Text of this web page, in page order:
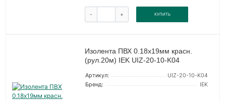
- + КУПИТЬ
Изолента ПВХ 0.18х19мм красн.
(рул.20м) IEK UIZ-20-10-K04
Артикул:
UIZ-20-10-K04
Бренд:
IEK